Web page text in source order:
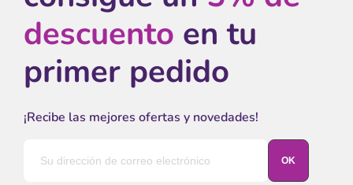
descuento en tu
primer pedido
¡Recibe las mejores ofertas y novedades!